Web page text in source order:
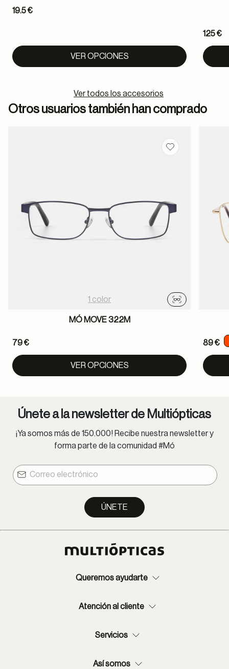
19.5 €
VER OPCIONES
125 €
Ver todos los accesorios
Otros usuarios también han comprado
Guardar en
1 color
Probador
MÓ MOVE 322M
79 €
VER OPCIONES
89 €
Únete a la newsletter de Multiópticas
¡Ya somos más de 150.000! Recibe nuestra newsletter y
forma parte de la comunidad #Mó
ÚNETE
Queremos ayudarte
Atención al cliente
Servicios
Así somos